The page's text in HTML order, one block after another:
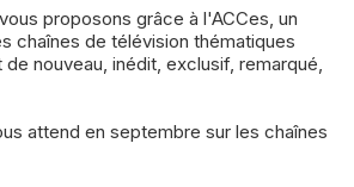
chaînes de télévision thématiques
nouveau, inédit, exclusif, remarqué,
attend en septembre sur les chaînes